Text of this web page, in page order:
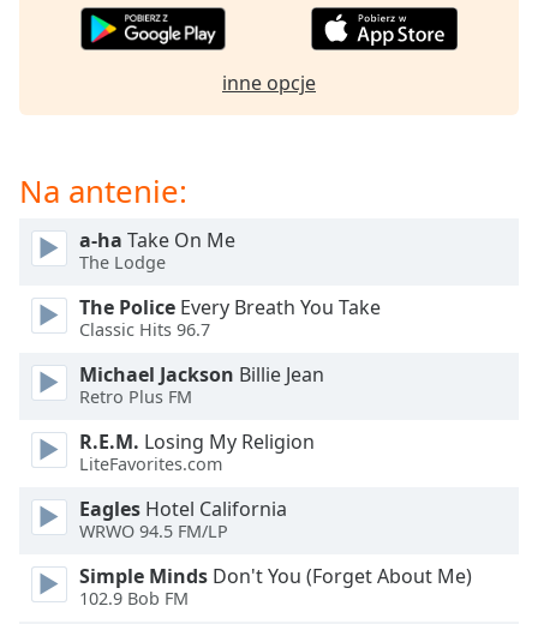
Escape
and
window.
Background
Color
Opacity
inne opcje
Na antenie:
a-ha Take On Me
The Lodge
The Police Every Breath You Take
Classic Hits 96.7
Michael Jackson Billie Jean
Retro Plus FM
R.E.M. Losing My Religion
LiteFavorites.com
Eagles Hotel California
WRWO 94.5 FM/LP
Simple Minds Don't You (Forget About Me)
102.9 Bob FM